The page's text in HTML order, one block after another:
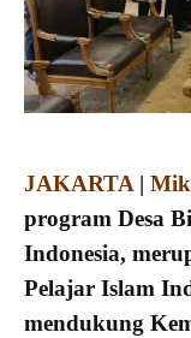
JAKARTA|
program Desa
Indonesia,
Pelajar Islam
mendukung